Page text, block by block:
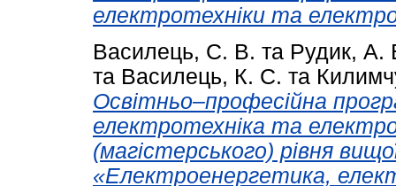
електротехніки та
Василець, С. В. та Рудик, А.
та Василець, К. С. та
Освітньо–професійна
електротехніка та
(магістерського) рівня
«Електроенергетика,